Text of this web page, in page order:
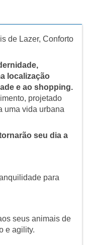
de Lazer, Conforto
localização
e ao shopping.
projetado
uma vida urbana
seu dia a
para
seus animais de
e agility.